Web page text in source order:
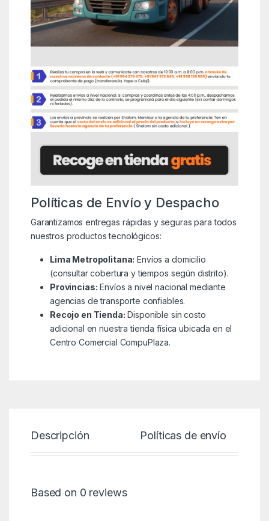
Políticas de Envío y Despacho
Garantizamos entregas rápidas y seguras para todos
nuestros productos tecnológicos:
Lima Metropolitana: Envíos a domicilio
(consultar cobertura y tiempos según distrito).
Provincias: Envíos a nivel nacional mediante
agencias de transporte confiables.
Recojo en Tienda: Disponible sin costo
adicional en nuestra tienda física ubicada en el
Centro Comercial CompuPlaza.
Descripción Políticas de envío
Based on 0 reviews